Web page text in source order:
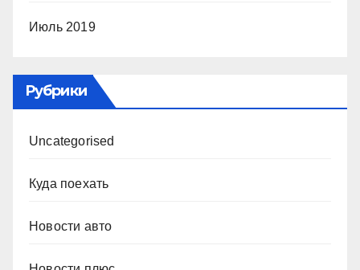
Июль 2019
Рубрики
Uncategorised
Куда поехать
Новости авто